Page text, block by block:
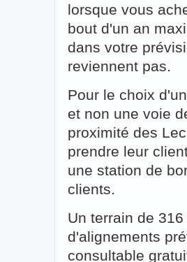
lorsque vous
bout d'un an
dans votre
reviennent pas.
Pour le choix
et non une voie
proximité des
prendre leur
une station de
clients.
Un terrain de
d'alignements
consultable